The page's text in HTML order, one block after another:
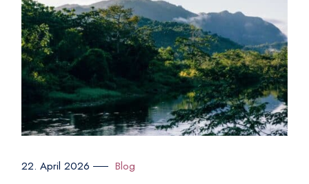
22. April 2026 Blog